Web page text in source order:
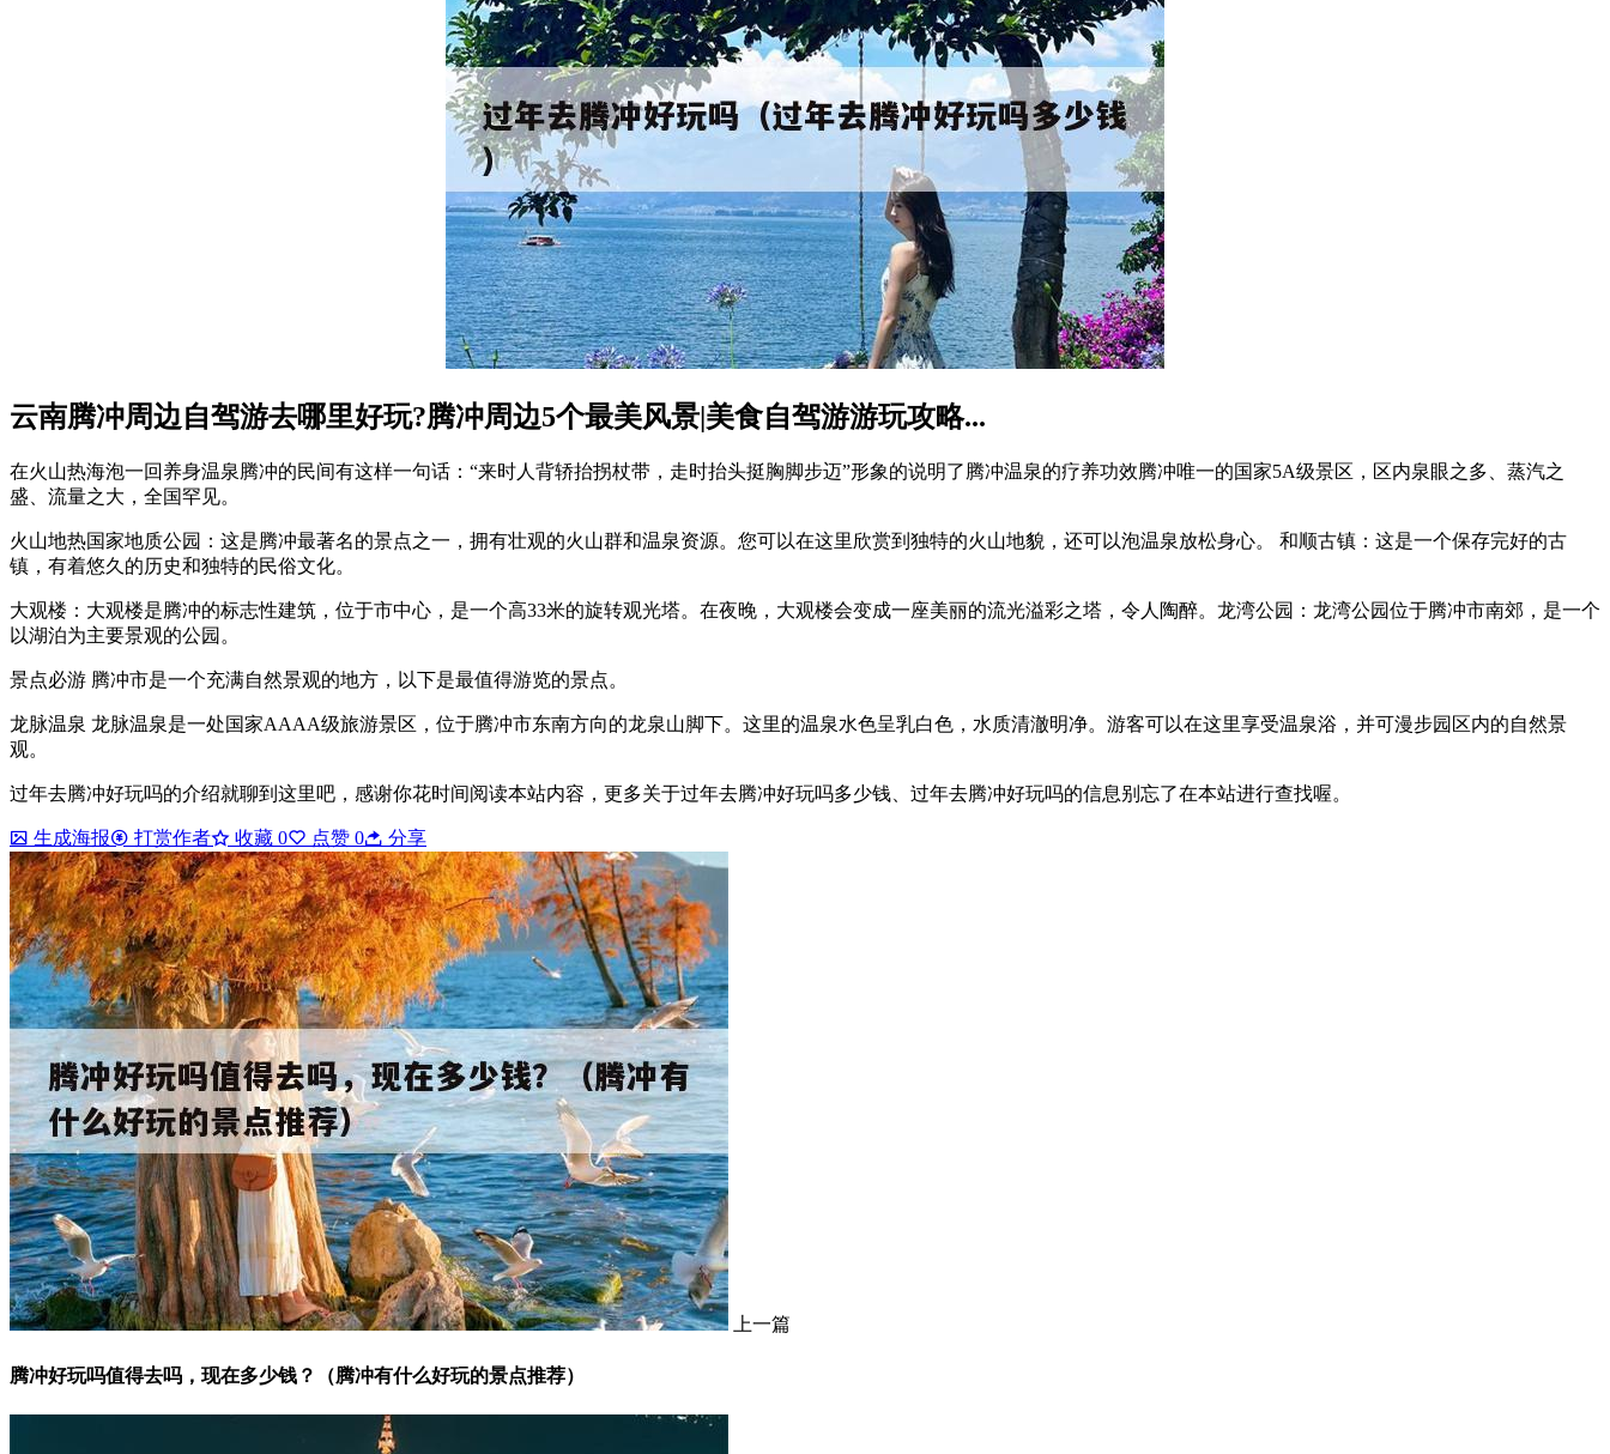
云南腾冲周边自驾游去哪里好玩?腾冲周边5个最美风景|美食自驾游游玩攻略...
在火山热海泡一回养身温泉腾冲的民间有这样一句话：“来时人背轿抬拐杖带，走时抬头挺胸脚步迈”形象的说明了腾冲温泉的疗养功效腾冲唯一的国家5A级景区，区内泉眼之多、蒸汽之
盛、流量之大，全国罕见。
火山地热国家地质公园：这是腾冲最著名的景点之一，拥有壮观的火山群和温泉资源。您可以在这里欣赏到独特的火山地貌，还可以泡温泉放松身心。 和顺古镇：这是一个保存完好的古
镇，有着悠久的历史和独特的民俗文化。
大观楼：大观楼是腾冲的标志性建筑，位于市中心，是一个高33米的旋转观光塔。在夜晚，大观楼会变成一座美丽的流光溢彩之塔，令人陶醉。龙湾公园：龙湾公园位于腾冲市南郊，是一个
以湖泊为主要景观的公园。
景点必游 腾冲市是一个充满自然景观的地方，以下是最值得游览的景点。
龙脉温泉 龙脉温泉是一处国家AAAA级旅游景区，位于腾冲市东南方向的龙泉山脚下。这里的温泉水色呈乳白色，水质清澈明净。游客可以在这里享受温泉浴，并可漫步园区内的自然景
观。
过年去腾冲好玩吗的介绍就聊到这里吧，感谢你花时间阅读本站内容，更多关于过年去腾冲好玩吗多少钱、过年去腾冲好玩吗的信息别忘了在本站进行查找喔。
生成海报 打赏作者 收藏 0 点赞 0 分享
上一篇
腾冲好玩吗值得去吗，现在多少钱？（腾冲有什么好玩的景点推荐）